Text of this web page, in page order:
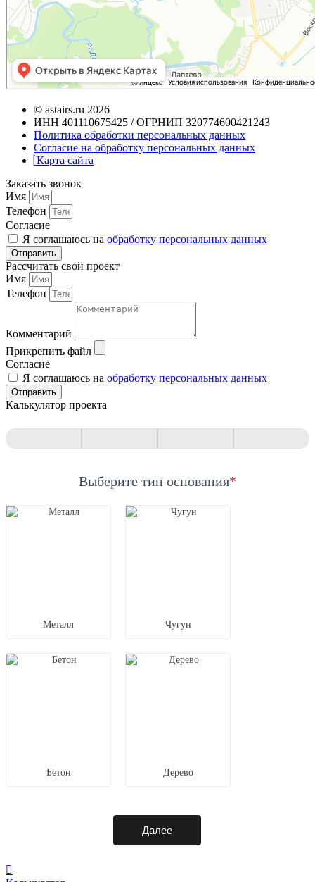
© astairs.ru 2026
ИНН 401110675425 / ОГРНИП 320774600421243
Политика обработки персональных данных
Согласие на обработку персональных данных
Карта сайта
Заказать звонок
Имя
Телефон
Согласие
Я соглашаюсь на обработку персональных данных
Отправить
Рассчитать свой проект
Имя
Телефон
Комментарий
Прикрепить файл
Согласие
Я соглашаюсь на обработку персональных данных
Отправить
Калькулятор проекта
Выберите тип основания*
Металл Чугун
Бетон Дерево
Далее